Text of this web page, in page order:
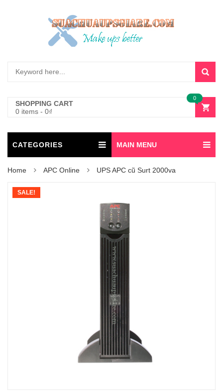
SHOPPING CART
0 items - 0₫
0
CATEGORIES MAIN MENU
Home APC Online UPS APC cũ Surt 2000va
SALE!